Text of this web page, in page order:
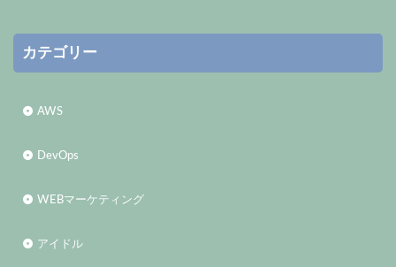
カテゴリー
AWS
DevOps
WEBマーケティング
アイドル